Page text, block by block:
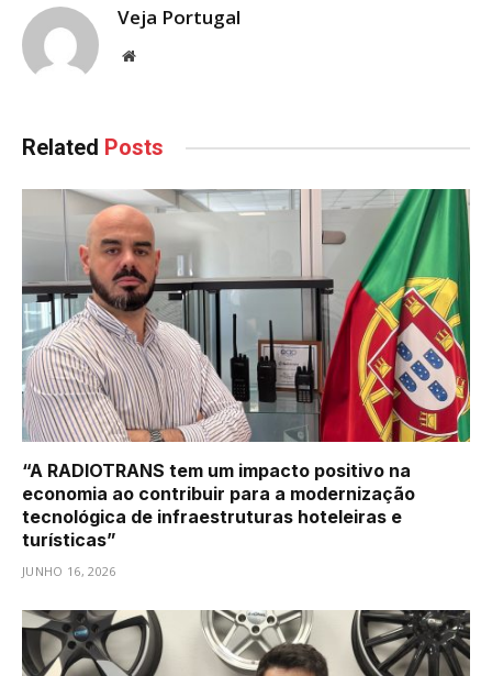
Veja Portugal
Website
Related Posts
“A RADIOTRANS tem um impacto positivo na
economia ao contribuir para a modernização
tecnológica de infraestruturas hoteleiras e
turísticas”
JUNHO 16, 2026